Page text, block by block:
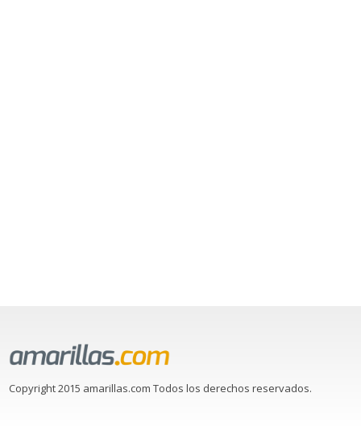
Copyright 2015 amarillas.com Todos los derechos reservados.